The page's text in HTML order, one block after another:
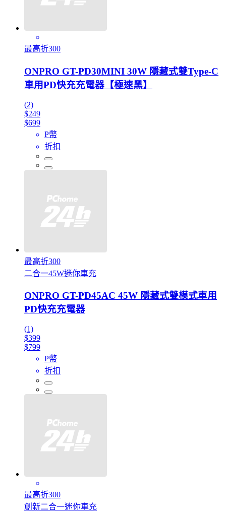
最高折300
ONPRO GT-PD30MINI 30W 隱藏式雙Type-C
車用PD快充充電器【極速黑】
(2)
$249
$699
P幣
折扣
最高折300
二合一45W迷你車充
ONPRO GT-PD45AC 45W 隱藏式雙模式車用
PD快充充電器
(1)
$399
$799
P幣
折扣
最高折300
創新二合一迷你車充